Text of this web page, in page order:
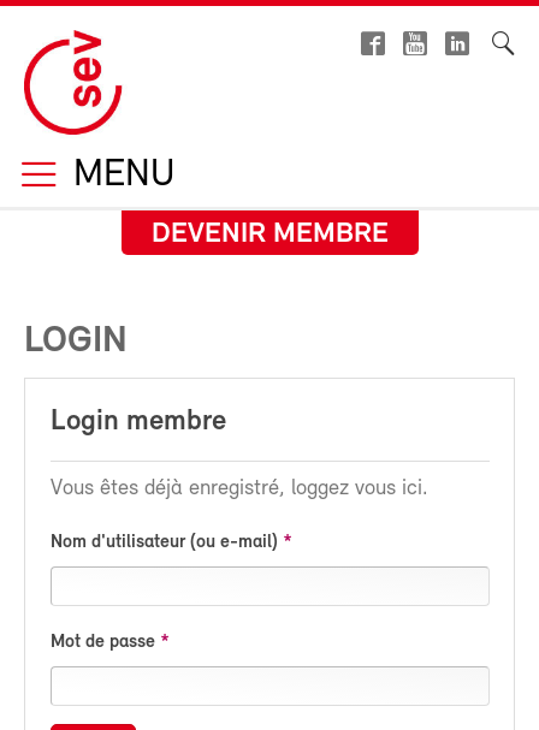
MENU
DEVENIR MEMBRE
LOGIN
Login membre
Vous êtes déjà enregistré, loggez vous ici.
Nom d'utilisateur (ou e-mail)
Mot de passe